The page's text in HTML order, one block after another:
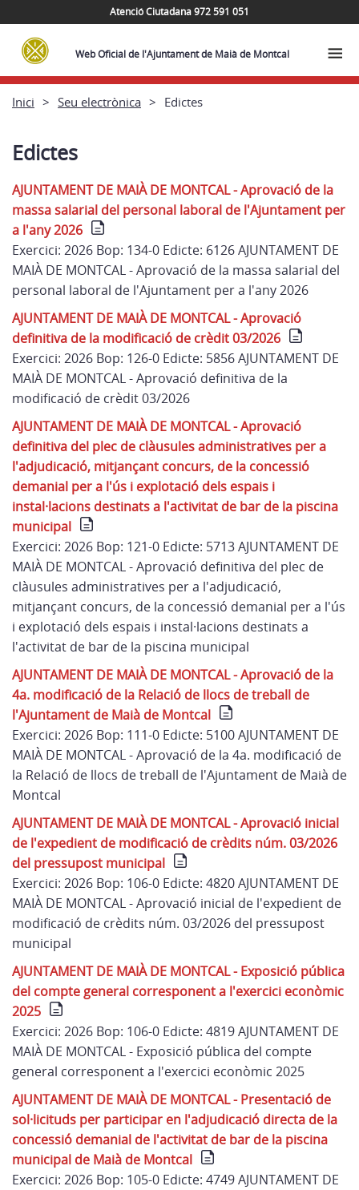
Atenció Ciutadana 972 591 051
Web Oficial de l'Ajuntament de Maià de Montcal
Inici Seu electrònica Edictes
Edictes
AJUNTAMENT DE MAIÀ DE MONTCAL - Aprovació de la
massa salarial del personal laboral de l'Ajuntament per
a l'any 2026
Exercici: 2026 Bop: 134-0 Edicte: 6126 AJUNTAMENT DE
MAIÀ DE MONTCAL - Aprovació de la massa salarial del
personal laboral de l'Ajuntament per a l'any 2026
AJUNTAMENT DE MAIÀ DE MONTCAL - Aprovació
definitiva de la modificació de crèdit 03/2026
Exercici: 2026 Bop: 126-0 Edicte: 5856 AJUNTAMENT DE
MAIÀ DE MONTCAL - Aprovació definitiva de la
modificació de crèdit 03/2026
AJUNTAMENT DE MAIÀ DE MONTCAL - Aprovació
definitiva del plec de clàusules administratives per a
l'adjudicació, mitjançant concurs, de la concessió
demanial per a l'ús i explotació dels espais i
instal·lacions destinats a l'activitat de bar de la piscina
municipal
Exercici: 2026 Bop: 121-0 Edicte: 5713 AJUNTAMENT DE
MAIÀ DE MONTCAL - Aprovació definitiva del plec de
clàusules administratives per a l'adjudicació,
mitjançant concurs, de la concessió demanial per a l'ús
i explotació dels espais i instal·lacions destinats a
l'activitat de bar de la piscina municipal
AJUNTAMENT DE MAIÀ DE MONTCAL - Aprovació de la
4a. modificació de la Relació de llocs de treball de
l'Ajuntament de Maià de Montcal
Exercici: 2026 Bop: 111-0 Edicte: 5100 AJUNTAMENT DE
MAIÀ DE MONTCAL - Aprovació de la 4a. modificació de
la Relació de llocs de treball de l'Ajuntament de Maià de
Montcal
AJUNTAMENT DE MAIÀ DE MONTCAL - Aprovació inicial
de l'expedient de modificació de crèdits núm. 03/2026
del pressupost municipal
Exercici: 2026 Bop: 106-0 Edicte: 4820 AJUNTAMENT DE
MAIÀ DE MONTCAL - Aprovació inicial de l'expedient de
modificació de crèdits núm. 03/2026 del pressupost
municipal
AJUNTAMENT DE MAIÀ DE MONTCAL - Exposició pública
del compte general corresponent a l'exercici econòmic
2025
Exercici: 2026 Bop: 106-0 Edicte: 4819 AJUNTAMENT DE
MAIÀ DE MONTCAL - Exposició pública del compte
general corresponent a l'exercici econòmic 2025
AJUNTAMENT DE MAIÀ DE MONTCAL - Presentació de
sol·licituds per participar en l'adjudicació directa de la
concessió demanial de l'activitat de bar de la piscina
municipal de Maià de Montcal
Exercici: 2026 Bop: 105-0 Edicte: 4749 AJUNTAMENT DE